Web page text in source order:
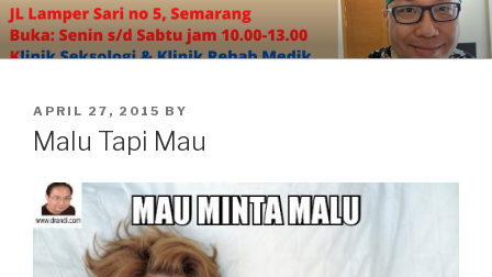
Skip
to
content
POSTED
ON
APRIL 27, 2015 BY
Malu Tapi Mau